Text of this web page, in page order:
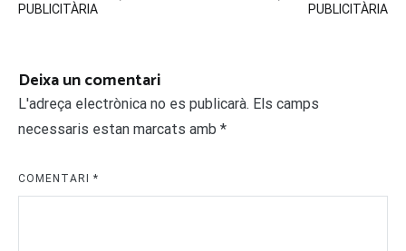
d'entrades
PUBLICITÀRIA
PUBLICITÀRIA
Deixa un comentari
L'adreça electrònica no es publicarà. Els camps
necessaris estan marcats amb *
COMENTARI *